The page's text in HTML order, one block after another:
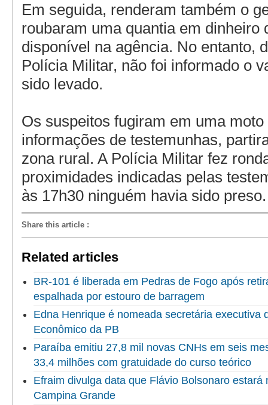
Em seguida, renderam também o
roubaram uma quantia em dinheiro
disponível na agência. No entanto,
Polícia Militar, não foi informado o
sido levado.
Os suspeitos fugiram em uma
informações de testemunhas,
zona rural. A Polícia Militar fez
proximidades indicadas pelas
às 17h30 ninguém havia sido preso.
Share this article :
Related articles
BR-101 é liberada em Pedras de Fogo após
espalhada por estouro de barragem
Edna Henrique é nomeada secretária executiva
Econômico da PB
Paraíba emitiu 27,8 mil novas CNHs em seis
33,4 milhões com gratuidade do curso teórico
Efraim divulga data que Flávio Bolsonaro estará
Campina Grande